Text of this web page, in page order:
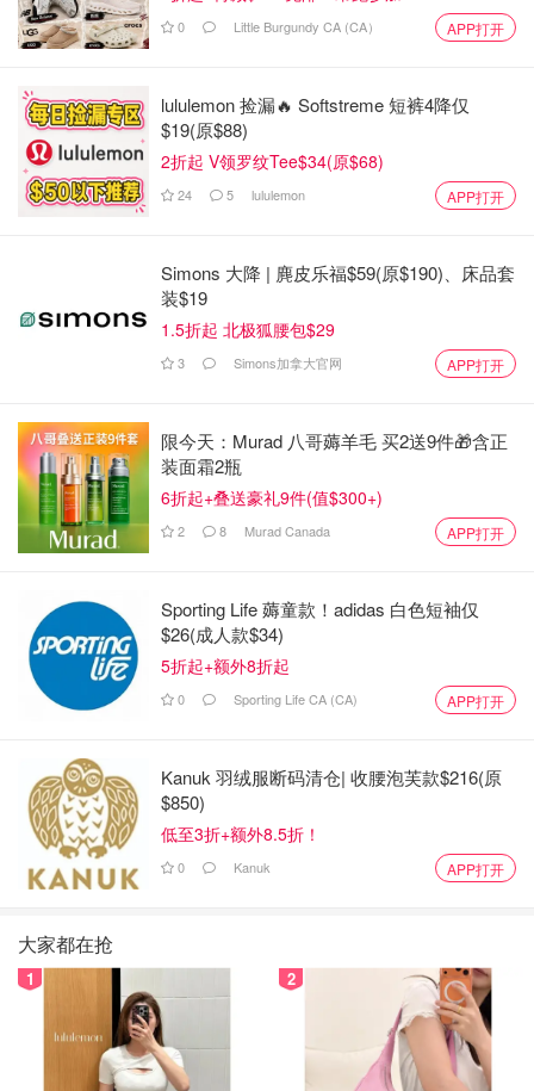
0 Little Burgundy CA (CA） APP打开
lululemon 捡漏🔥 Softstreme 短裤4降仅
$19(原$88)
2折起 V领罗纹Tee$34(原$68)
24 5 lululemon APP打开
Simons 大降 | 麂皮乐福$59(原$190)、床品套
装$19
1.5折起 北极狐腰包$29
3 Simons加拿大官网 APP打开
限今天：Murad 八哥薅羊毛 买2送9件🎁含正
装面霜2瓶
6折起+叠送豪礼9件(值$300+)
2 8 Murad Canada APP打开
Sporting Life 薅童款！adidas 白色短袖仅
$26(成人款$34)
5折起+额外8折起
0 Sporting Life CA (CA) APP打开
Kanuk 羽绒服断码清仓| 收腰泡芙款$216(原
$850)
低至3折+额外8.5折！
0 Kanuk APP打开
大家都在抢
1 2